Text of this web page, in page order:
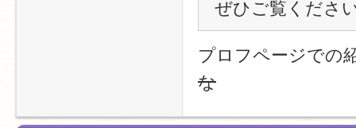
ぜひご覧くださ
プロフページでの
な